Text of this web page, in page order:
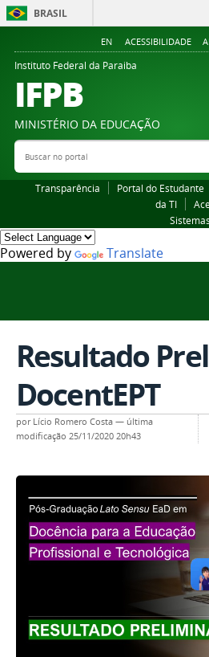
BRASIL
EN ACESSIBILIDADE
Instituto Federal da Paraiba
IFPB
MINISTÉRIO DA EDUCAÇÃO
Buscar no portal
Transparência Portal do Estudante
da TI
Sistemas
Powered by Translate
Resultado
DocentEPT
por Lício Romero Costa — última
modificação 25/11/2020 20h43